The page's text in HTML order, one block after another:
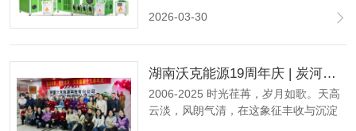
封式防回火装置四大系列产品，以远超
全场景、全等级的安全防护。
2026-03-30
湖南沃克能源19周年庆 | 炭河古城共赴时光之约 同心同行再启新程！
2006-2025 时光荏苒，岁月如歌。天高
云淡，风朗气清，在这象征丰收与沉淀